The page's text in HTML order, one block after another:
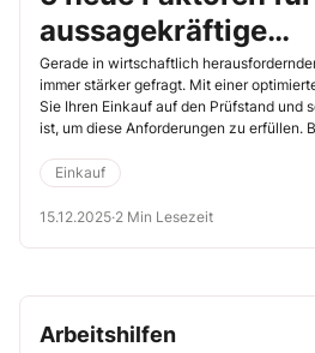
aussagekräftige
Potenzialanalyse
Gerade in wirtschaftlich
immer stärker gefragt. Mit einer
Sie Ihren Einkauf auf den Prüfstand und
ist, um diese Anforderungen zu erfüllen.
Einkauf
15.12.2025·2 Min Lesezeit
Arbeitshilfen